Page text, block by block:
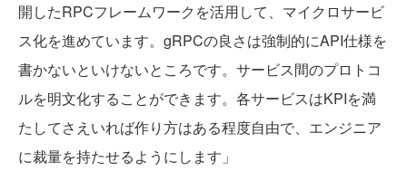
開したRPCフレームワークを活用して、マイクロサービ
ス化を進めています。gRPCの良さは強制的にAPI仕様を
書かないといけないところです。サービス間のプロトコ
ルを明文化することができます。各サービスはKPIを満
たしてさえいれば作り方はある程度自由で、エンジニア
に裁量を持たせるようにします」